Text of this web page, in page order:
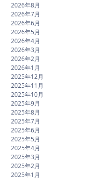
2026年8月
2026年7月
2026年6月
2026年5月
2026年4月
2026年3月
2026年2月
2026年1月
2025年12月
2025年11月
2025年10月
2025年9月
2025年8月
2025年7月
2025年6月
2025年5月
2025年4月
2025年3月
2025年2月
2025年1月